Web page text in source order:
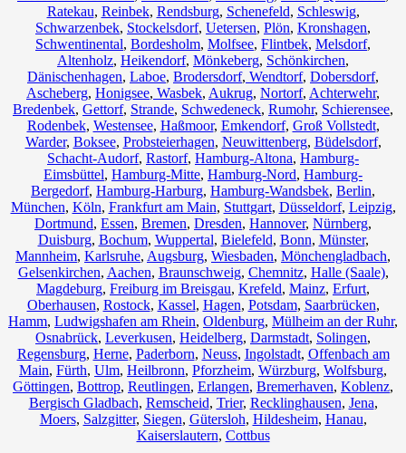
Ratekau, Reinbek, Rendsburg, Schenefeld, Schleswig,
Schwarzenbek, Stockelsdorf, Uetersen, Plön, Kronshagen,
Schwentinental, Bordesholm, Molfsee, Flintbek, Melsdorf,
Altenholz, Heikendorf, Mönkeberg, Schönkirchen,
Dänischenhagen, Laboe, Brodersdorf, Wendtorf, Dobersdorf,
Ascheberg, Honigsee, Wasbek, Aukrug, Nortorf, Achterwehr,
Bredenbek, Gettorf, Strande, Schwedeneck, Rumohr, Schierensee,
Rodenbek, Westensee, Haßmoor, Emkendorf, Groß Vollstedt,
Warder, Boksee, Probsteierhagen, Neuwittenberg, Büdelsdorf,
Schacht-Audorf, Rastorf, Hamburg-Altona, Hamburg-
Eimsbüttel, Hamburg-Mitte, Hamburg-Nord, Hamburg-
Bergedorf, Hamburg-Harburg, Hamburg-Wandsbek, Berlin,
München, Köln, Frankfurt am Main, Stuttgart, Düsseldorf, Leipzig,
Dortmund, Essen, Bremen, Dresden, Hannover, Nürnberg,
Duisburg, Bochum, Wuppertal, Bielefeld, Bonn, Münster,
Mannheim, Karlsruhe, Augsburg, Wiesbaden, Mönchengladbach,
Gelsenkirchen, Aachen, Braunschweig, Chemnitz⁠, Halle (Saale),
Magdeburg, Freiburg im Breisgau, Krefeld, Mainz, Erfurt,
Oberhausen, Rostock, Kassel, Hagen, Potsdam, Saarbrücken,
Hamm, Ludwigshafen am Rhein, Oldenburg, Mülheim an der Ruhr,
Osnabrück, Leverkusen, Heidelberg, Darmstadt, Solingen,
Regensburg, Herne, Paderborn, Neuss, Ingolstadt, Offenbach am
Main, Fürth, Ulm, Heilbronn, Pforzheim, Würzburg, Wolfsburg,
Göttingen, Bottrop, Reutlingen, Erlangen, Bremerhaven, Koblenz,
Bergisch Gladbach, Remscheid, Trier, Recklinghausen, Jena,
Moers, Salzgitter, Siegen, Gütersloh, Hildesheim, Hanau,
Kaiserslautern, Cottbus